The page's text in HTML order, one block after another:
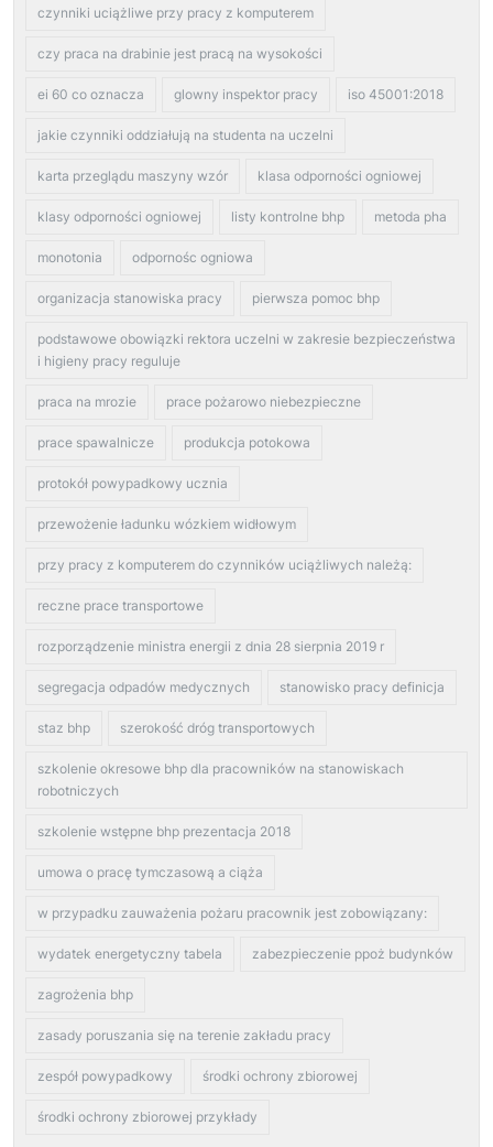
czynniki uciążliwe przy pracy z komputerem
czy praca na drabinie jest pracą na wysokości
ei 60 co oznacza glowny inspektor pracy iso 45001:2018
jakie czynniki oddziałują na studenta na uczelni
karta przeglądu maszyny wzór klasa odporności ogniowej
klasy odporności ogniowej listy kontrolne bhp metoda pha
monotonia odpornośc ogniowa
organizacja stanowiska pracy pierwsza pomoc bhp
podstawowe obowiązki rektora uczelni w zakresie bezpieczeństwa
i higieny pracy reguluje
praca na mrozie prace pożarowo niebezpieczne
prace spawalnicze produkcja potokowa
protokół powypadkowy ucznia
przewożenie ładunku wózkiem widłowym
przy pracy z komputerem do czynników uciążliwych należą:
reczne prace transportowe
rozporządzenie ministra energii z dnia 28 sierpnia 2019 r
segregacja odpadów medycznych stanowisko pracy definicja
staz bhp szerokość dróg transportowych
szkolenie okresowe bhp dla pracowników na stanowiskach
robotniczych
szkolenie wstępne bhp prezentacja 2018
umowa o pracę tymczasową a ciąża
w przypadku zauważenia pożaru pracownik jest zobowiązany:
wydatek energetyczny tabela zabezpieczenie ppoż budynków
zagrożenia bhp
zasady poruszania się na terenie zakładu pracy
zespół powypadkowy środki ochrony zbiorowej
środki ochrony zbiorowej przykłady